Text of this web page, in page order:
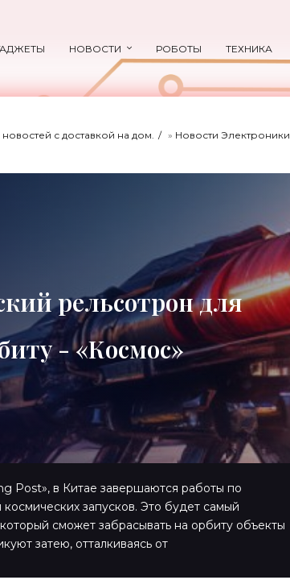
НОВОСТИ РОБОТЫ ТЕХНИКА
с доставкой на дом. » Новости Электроники
рельсотрон для
- «Космос»
Post», в Китае завершаются работы по
запусков. Это будет самый
сможет забрасывать на орбиту объекты
затею, отталкиваясь от